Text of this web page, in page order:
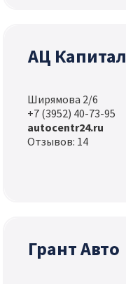
АЦ Капитал
Ширямова 2/6
+7 (3952) 40-73-95
autocentr24.ru
Отзывов: 14
Грант Авто